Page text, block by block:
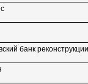
банк